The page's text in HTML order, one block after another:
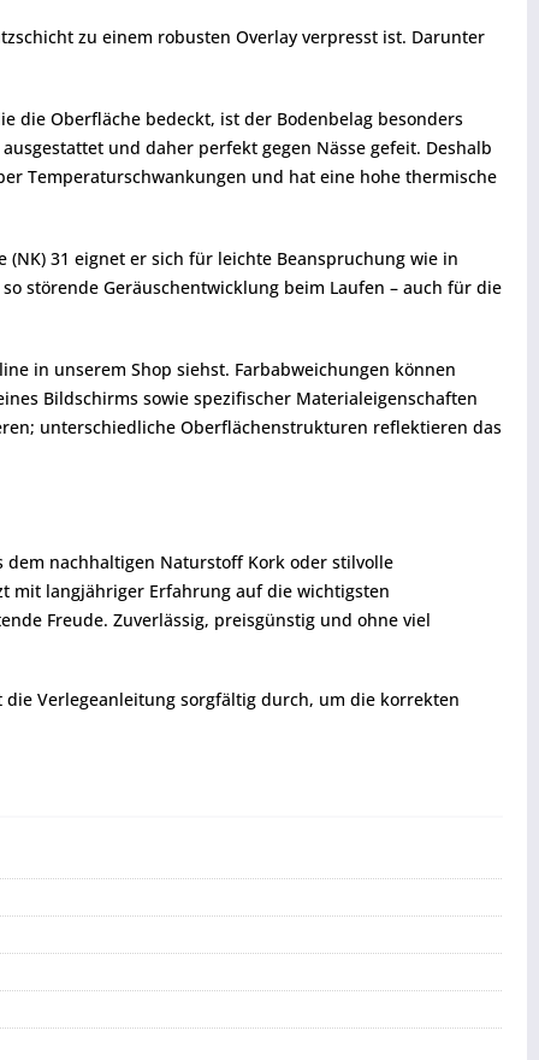
zu einem robusten Overlay verpresst ist. Darunter
die Oberfläche bedeckt, ist der Bodenbelag besonders
und daher perfekt gegen Nässe gefeit. Deshalb
Temperaturschwankungen und hat eine hohe thermische
31 eignet er sich für leichte Beanspruchung wie in
störende Geräuschentwicklung beim Laufen – auch für die
in unserem Shop siehst. Farbabweichungen können
Bildschirms sowie spezifischer Materialeigenschaften
unterschiedliche Oberflächenstrukturen reflektieren das
dem nachhaltigen Naturstoff Kork oder stilvolle
mit langjähriger Erfahrung auf die wichtigsten
Freude. Zuverlässig, preisgünstig und ohne viel
Verlegeanleitung sorgfältig durch, um die korrekten